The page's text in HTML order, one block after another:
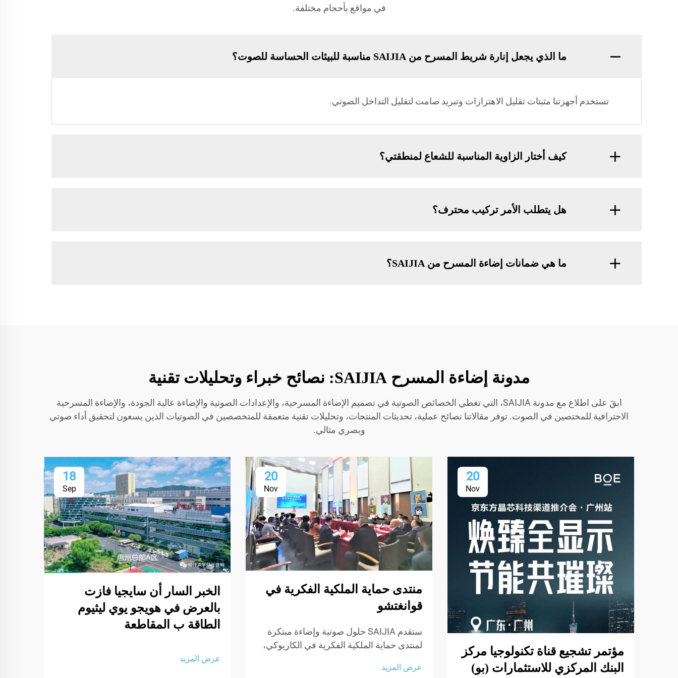
في مواقع بأحجام مختلفة.
ما الذي يجعل إنارة شريط المسرح من SAIJIA مناسبة للبيئات الحساسة للصوت؟
تستخدم أجهزتنا مثبتات تقليل الاهتزازات وتبريد صامت لتقليل التداخل الصوتي.
كيف أختار الزاوية المناسبة للشعاع لمنطقتي؟
هل يتطلب الأمر تركيب محترف؟
ما هي ضمانات إضاءة المسرح من SAIJIA؟
مدونة إضاءة المسرح SAIJIA: نصائح خبراء وتحليلات تقنية
ابقَ على اطلاع مع مدونة SAIJIA، التي تغطي الخصائص الصوتية في تصميم الإضاءة المسرحية، والإعدادات الصوتية والإضاءة عالية الجودة، والإضاءة المسرحية
الاحترافية للمختصين في الصوت. توفر مقالاتنا نصائح عملية، تحديثات المنتجات، وتحليلات تقنية متعمقة للمتخصصين في الصوتيات الذين يسعون لتحقيق أداء صوتي
وبصري مثالي.
20
Nov
مؤتمر تشجيع قناة تكنولوجيا مركز
البنك المركزي للاستثمارات (بو)
20
Nov
منتدى حماية الملكية الفكرية في
قوانغتشو
ستقدم SAIJIA حلول صوتية وإضاءة مبتكرة
لمنتدى حماية الملكية الفكرية في الكاريوكي،
عرض المزيد
18
Sep
الخبر السار أن سايجيا فازت
بالعرض في هويجو يوي ليثيوم
الطاقة ب المقاطعة
عرض المزيد